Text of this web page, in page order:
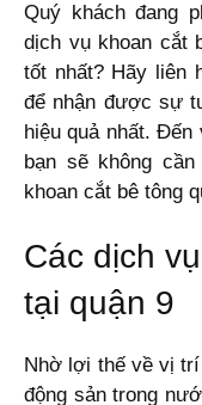
Quý khách đang
dịch vụ khoan cắt
tốt nhất? Hãy liên
để nhận được sự
hiệu quả nhất.
bạn sẽ không
khoan cắt bê tông
Các dịch
tại quận 9
Nhờ lợi thế về vị
động sản trong